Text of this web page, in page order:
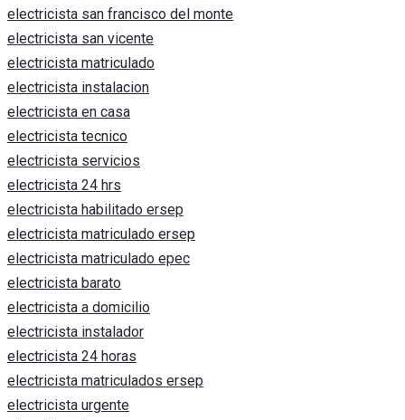
electricista san francisco del monte
electricista san vicente
electricista matriculado
electricista instalacion
electricista en casa
electricista tecnico
electricista servicios
electricista 24 hrs
electricista habilitado ersep
electricista matriculado ersep
electricista matriculado epec
electricista barato
electricista a domicilio
electricista instalador
electricista 24 horas
electricista matriculados ersep
electricista urgente